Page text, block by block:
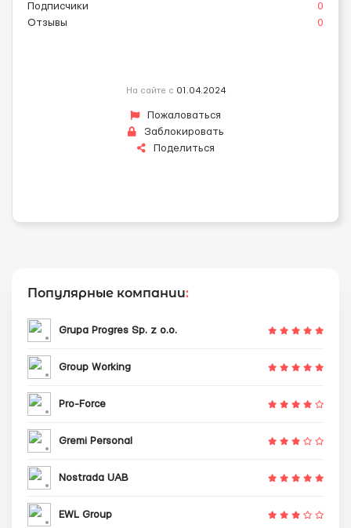
Подписчики
0
Отзывы
0
На сайте с 01.04.2024
Пожаловаться
Заблокировать
Поделиться
Популярные компании:
Grupa Progres Sp. z o.o.
Group Working
Pro-Force
Gremi Personal
Nostrada UAB
EWL Group